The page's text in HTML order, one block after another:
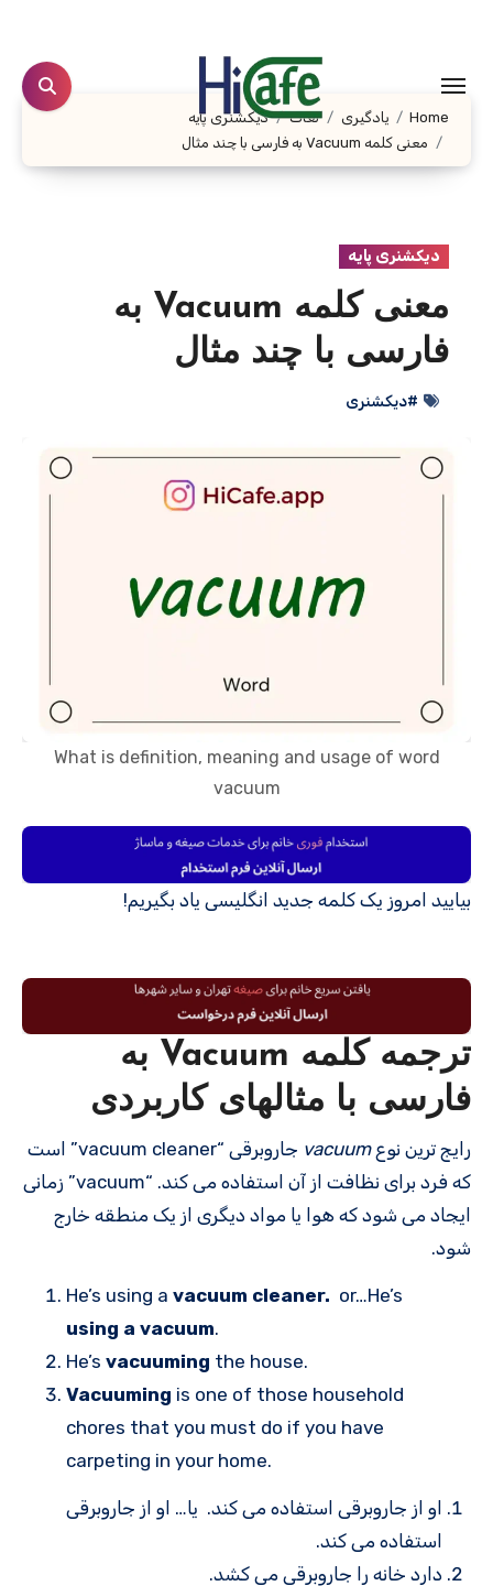
content
Home یادگیری لغات
دیکشنری پایه
معنی کلمه Vacuum به فارسی با چند مثال
دیکشنری پایه
معنی کلمه Vacuum به
فارسی با چند مثال
#دیکشنری
What is definition, meaning and usage of word
vacuum
بیایید امروز یک کلمه جدید انگلیسی یاد بگیریم!
ترجمه کلمه Vacuum به
فارسی با مثالهای کاربردی
رایج ترین نوعvacuum
جاروبرقی “vacuum cleaner” است
که فرد برای نظافت از آن استفاده می کند. “vacuum” زمانی
ایجاد می شود که هوا یا مواد دیگری از یک منطقه خارج
شود.
He’s using a vacuum cleaner. or…He’s
using a vacuum.
He’s vacuuming the house.
Vacuuming is one of those household
chores that you must do if you have
carpeting in your home.
او از جاروبرقی استفاده می کند. یا… او از جاروبرقی
استفاده می کند.
دارد خانه را جاروبرقی می کشد.